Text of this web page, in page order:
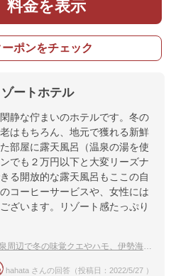
料金を表示
ポンをチェック
ートホテル
静な佇まいのホテルです。冬の
はもちろん、地元で獲れる新鮮
部屋に露天風呂（温泉の湯を使
でも２万円以下と大変リーズナ
る開放的な露天風呂もここの自
コーヒーサービスや、女性には
ざいます。リゾート感たっぷり
で冬の味覚クエやハモ、伊勢海老と贅沢がしたいです
hahata さんの回答（投稿日：2022/5/27 ）